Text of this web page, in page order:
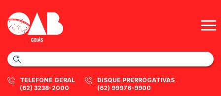
TELEFONE GERAL
(62) 3238-2000
DISQUE PRERROGATIVAS
(62) 99976-9900